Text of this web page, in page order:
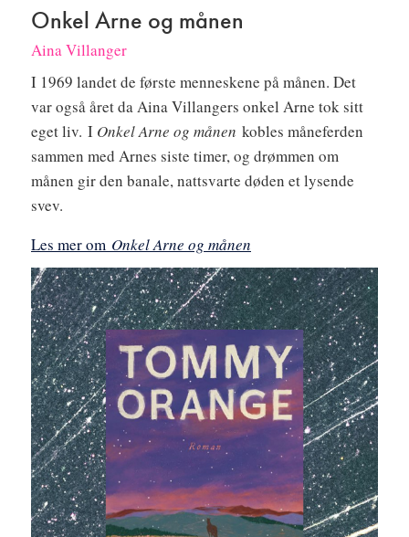
Onkel Arne og månen
Aina Villanger
I 1969 landet de første menneskene på månen. Det
var også året da Aina Villangers onkel Arne tok sitt
eget liv. I Onkel Arne og månen kobles måneferden
sammen med Arnes siste timer, og drømmen om
månen gir den banale, nattsvarte døden et lysende
svev.
Les mer om Onkel Arne og månen